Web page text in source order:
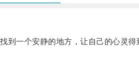
一个安静的地方，让自己的心灵得